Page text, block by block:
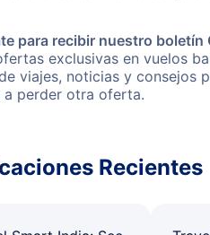
para recibir nuestro boletín
exclusivas en vuelos
viajes, noticias y consejos
a perder otra oferta.
Recientes